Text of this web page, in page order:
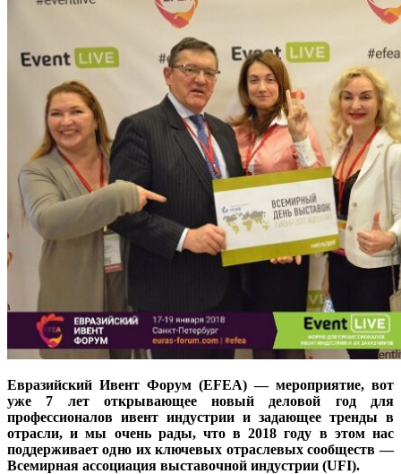
Евразийский Ивент Форум (EFEA) — мероприятие, вот
уже 7 лет открывающее новый деловой год для
профессионалов ивент индустрии и задающее тренды в
отрасли, и мы очень рады, что в 2018 году в этом нас
поддерживает одно их ключевых отраслевых сообществ —
Всемирная ассоциация выставочной индустрии (UFI).